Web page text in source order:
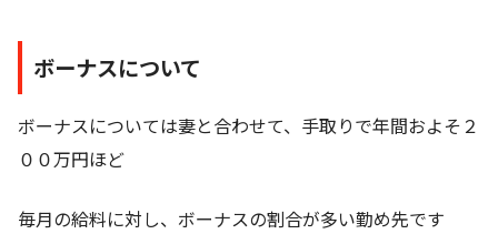
ボーナスについて
ボーナスについては妻と合わせて、手取りで年間およそ２
００万円ほど
毎月の給料に対し、ボーナスの割合が多い勤め先です